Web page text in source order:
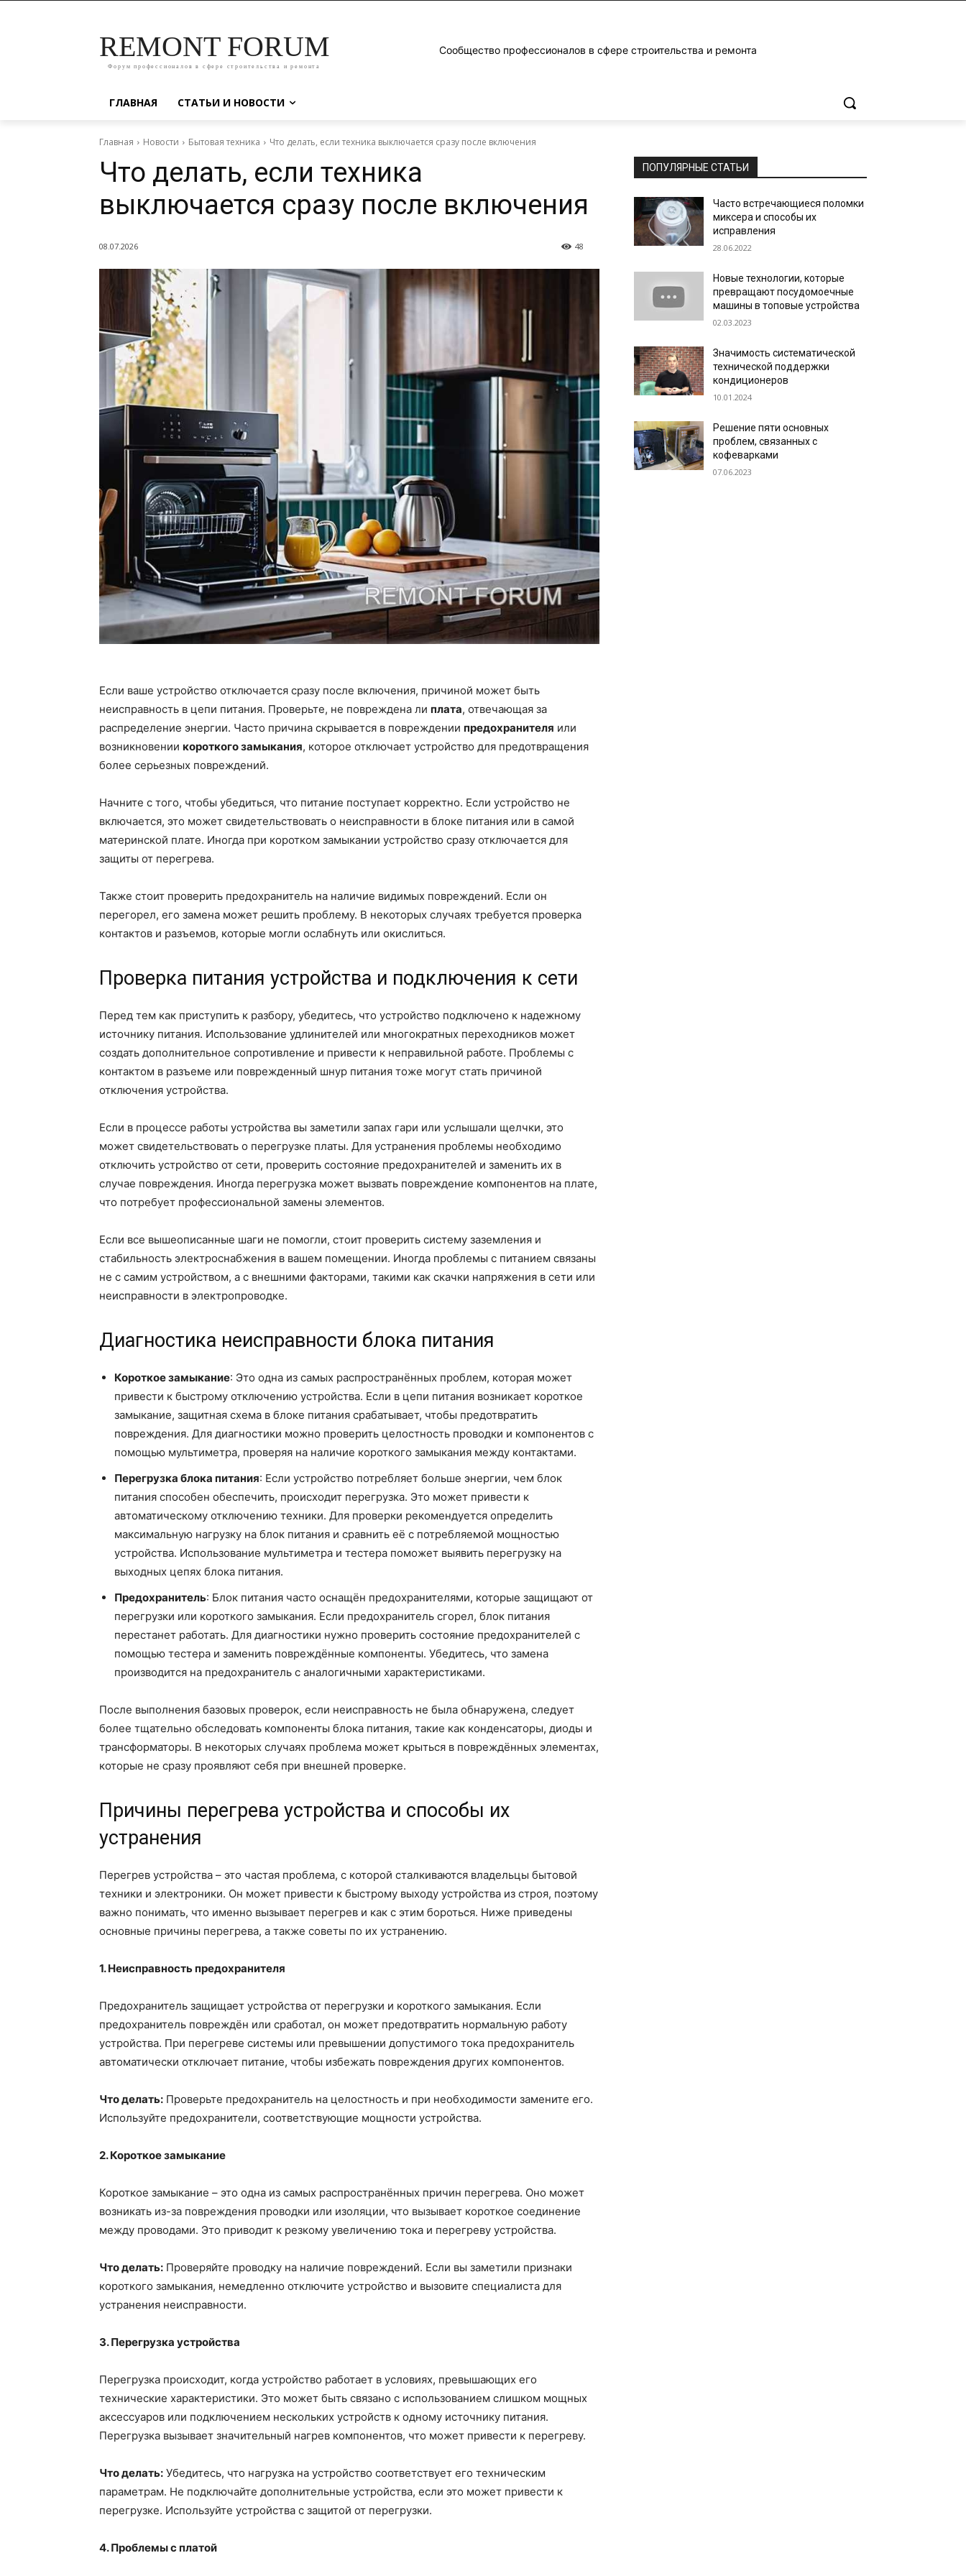
REMONT FORUM
Форум профессионалов в сфере строительства и ремонта
Сообщество профессионалов в сфере строительства и ремонта
ГЛАВНАЯ СТАТЬИ И НОВОСТИ
Главная Новости Бытовая техника Что делать, если техника выключается сразу после включения
Что делать, если техника
выключается сразу после включения
08.07.2026 48
Если ваше устройство отключается сразу после включения, причиной может быть
неисправность в цепи питания. Проверьте, не повреждена ли плата, отвечающая за
распределение энергии. Часто причина скрывается в повреждении предохранителя или
возникновении короткого замыкания, которое отключает устройство для предотвращения
более серьезных повреждений.
Начните с того, чтобы убедиться, что питание поступает корректно. Если устройство не
включается, это может свидетельствовать о неисправности в блоке питания или в самой
материнской плате. Иногда при коротком замыкании устройство сразу отключается для
защиты от перегрева.
Также стоит проверить предохранитель на наличие видимых повреждений. Если он
перегорел, его замена может решить проблему. В некоторых случаях требуется проверка
контактов и разъемов, которые могли ослабнуть или окислиться.
Проверка питания устройства и подключения к сети
Перед тем как приступить к разбору, убедитесь, что устройство подключено к надежному
источнику питания. Использование удлинителей или многократных переходников может
создать дополнительное сопротивление и привести к неправильной работе. Проблемы с
контактом в разъеме или поврежденный шнур питания тоже могут стать причиной
отключения устройства.
Если в процессе работы устройства вы заметили запах гари или услышали щелчки, это
может свидетельствовать о перегрузке платы. Для устранения проблемы необходимо
отключить устройство от сети, проверить состояние предохранителей и заменить их в
случае повреждения. Иногда перегрузка может вызвать повреждение компонентов на плате,
что потребует профессиональной замены элементов.
Если все вышеописанные шаги не помогли, стоит проверить систему заземления и
стабильность электроснабжения в вашем помещении. Иногда проблемы с питанием связаны
не с самим устройством, а с внешними факторами, такими как скачки напряжения в сети или
неисправности в электропроводке.
Диагностика неисправности блока питания
Короткое замыкание: Это одна из самых распространённых проблем, которая может
привести к быстрому отключению устройства. Если в цепи питания возникает короткое
замыкание, защитная схема в блоке питания срабатывает, чтобы предотвратить
повреждения. Для диагностики можно проверить целостность проводки и компонентов с
помощью мультиметра, проверяя на наличие короткого замыкания между контактами.
Перегрузка блока питания: Если устройство потребляет больше энергии, чем блок
питания способен обеспечить, происходит перегрузка. Это может привести к
автоматическому отключению техники. Для проверки рекомендуется определить
максимальную нагрузку на блок питания и сравнить её с потребляемой мощностью
устройства. Использование мультиметра и тестера поможет выявить перегрузку на
выходных цепях блока питания.
Предохранитель: Блок питания часто оснащён предохранителями, которые защищают от
перегрузки или короткого замыкания. Если предохранитель сгорел, блок питания
перестанет работать. Для диагностики нужно проверить состояние предохранителей с
помощью тестера и заменить повреждённые компоненты. Убедитесь, что замена
производится на предохранитель с аналогичными характеристиками.
После выполнения базовых проверок, если неисправность не была обнаружена, следует
более тщательно обследовать компоненты блока питания, такие как конденсаторы, диоды и
трансформаторы. В некоторых случаях проблема может крыться в повреждённых элементах,
которые не сразу проявляют себя при внешней проверке.
Причины перегрева устройства и способы их
устранения
Перегрев устройства – это частая проблема, с которой сталкиваются владельцы бытовой
техники и электроники. Он может привести к быстрому выходу устройства из строя, поэтому
важно понимать, что именно вызывает перегрев и как с этим бороться. Ниже приведены
основные причины перегрева, а также советы по их устранению.
1. Неисправность предохранителя
Предохранитель защищает устройства от перегрузки и короткого замыкания. Если
предохранитель повреждён или сработал, он может предотвратить нормальную работу
устройства. При перегреве системы или превышении допустимого тока предохранитель
автоматически отключает питание, чтобы избежать повреждения других компонентов.
Что делать: Проверьте предохранитель на целостность и при необходимости замените его.
Используйте предохранители, соответствующие мощности устройства.
2. Короткое замыкание
Короткое замыкание – это одна из самых распространённых причин перегрева. Оно может
возникать из-за повреждения проводки или изоляции, что вызывает короткое соединение
между проводами. Это приводит к резкому увеличению тока и перегреву устройства.
Что делать: Проверяйте проводку на наличие повреждений. Если вы заметили признаки
короткого замыкания, немедленно отключите устройство и вызовите специалиста для
устранения неисправности.
3. Перегрузка устройства
Перегрузка происходит, когда устройство работает в условиях, превышающих его
технические характеристики. Это может быть связано с использованием слишком мощных
аксессуаров или подключением нескольких устройств к одному источнику питания.
Перегрузка вызывает значительный нагрев компонентов, что может привести к перегреву.
Что делать: Убедитесь, что нагрузка на устройство соответствует его техническим
параметрам. Не подключайте дополнительные устройства, если это может привести к
перегрузке. Используйте устройства с защитой от перегрузки.
4. Проблемы с платой
ПОПУЛЯРНЫЕ СТАТЬИ
Часто встречающиеся поломки
миксера и способы их
исправления
28.06.2022
Новые технологии, которые
превращают посудомоечные
машины в топовые устройства
02.03.2023
Значимость систематической
технической поддержки
кондиционеров
10.01.2024
Решение пяти основных
проблем, связанных с
кофеварками
07.06.2023